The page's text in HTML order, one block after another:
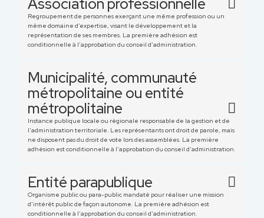
Regroupement de personnes exerçant une même profession ou un
même domaine d’expertise, visant le développement et la
représentation de ses membres. La première adhésion est
conditionnelle à l’approbation du conseil d’administration.
Municipalité, communauté
métropolitaine ou entité
métropolitaine
Instance publique locale ou régionale responsable de la gestion et de
l’administration territoriale. Les représentants ont droit de parole, mais
ne disposent pas du droit de vote lors des assemblées. La première
adhésion est conditionnelle à l’approbation du conseil d’administration.
Entité parapublique
Organisme public ou para-public mandaté pour réaliser une mission
d’intérêt public de façon autonome. La première adhésion est
conditionnelle à l’approbation du conseil d’administration.